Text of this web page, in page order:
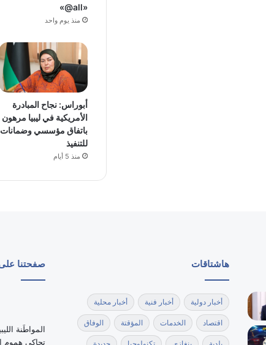
«all@»
منذ يوم واحد
أبوراس: نجاح المبادرة
الأمريكية في ليبيا مرهون
باتفاق مؤسسي وضمانات
للتنفيذ
منذ 5 أيام
هاشتاقات
أخبار دولية أخبار فنية أخبار محلية
اقتصاد الخدمات المؤقتة الوفاق
صفحتنا
‏المواطَنة
تحاكي هموم